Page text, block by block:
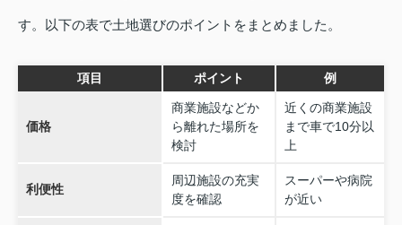
す。以下の表で土地選びのポイントをまとめました。
項目 ポイント 例
価格
商業施設などか
ら離れた場所を
検討
近くの商業施設
まで車で10分以
上
利便性
周辺施設の充実
度を確認
スーパーや病院
が近い